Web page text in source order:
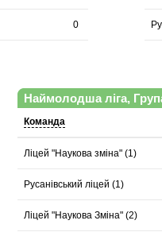
0
Наймолодша ліга,
Команда
Ліцей "Наукова зміна" (1)
Русанівський ліцей (1)
Ліцей "Наукова Зміна" (2)